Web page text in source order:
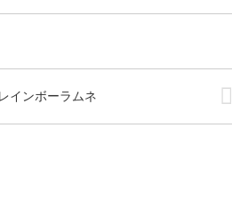
インボーラムネ